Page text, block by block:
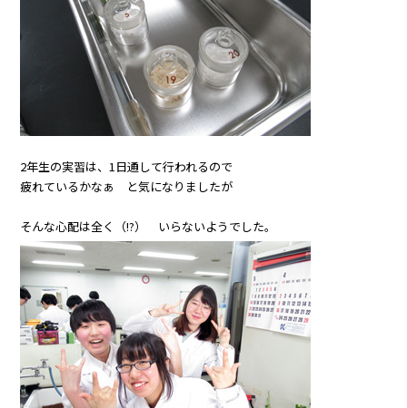
2年生の実習は、1日通して行われるので
疲れているかなぁ と気になりましたが
そんな心配は全く（!?） いらないようでした。